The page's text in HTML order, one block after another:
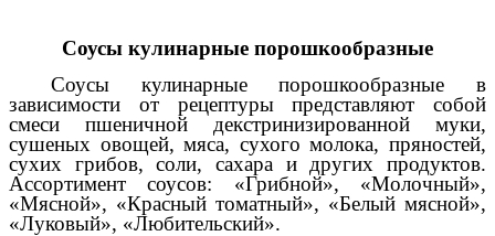
Соусы кулинарные порошкообразные
Соусы кулинарные порошкообразные в
зависимости от рецептуры представляют собой
смеси пшеничной декстринизированной муки,
сушеных овощей, мяса, сухого молока, пряностей,
сухих грибов, соли, сахара и других продуктов.
Ассортимент соусов: «Грибной», «Молочный»,
«Мясной», «Красный томатный», «Белый мясной»,
«Луковый», «Любительский».